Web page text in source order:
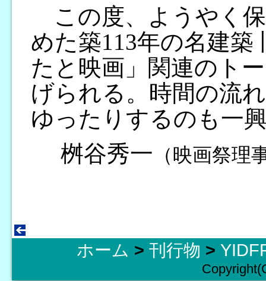
この度、ようやく
めた築113年の名建築
たと映画」関連のト
げられる。時間の流
ゆったりするのも一
桝谷秀一 （映画祭
ホーム > 刊行物 >